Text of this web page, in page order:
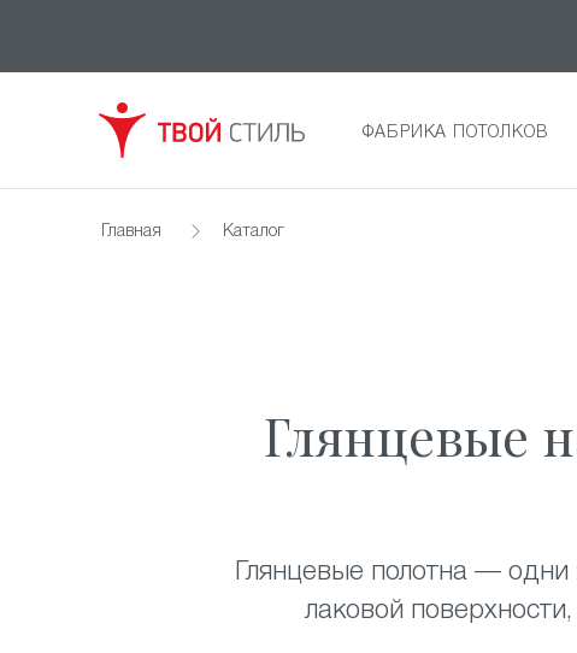
ФАБРИКА ПОТОЛКОВ
Главная Каталог
Глянцевые
Глянцевые полотна —
лаковой